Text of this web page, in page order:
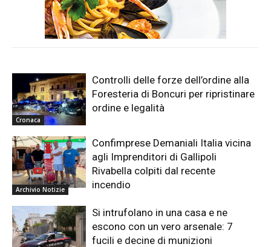
Cronaca
Controlli delle forze dell’ordine alla
Foresteria di Boncuri per ripristinare
ordine e legalità
Archivio Notizie
Confimprese Demaniali Italia vicina
agli Imprenditori di Gallipoli
Rivabella colpiti dal recente
incendio
Si intrufolano in una casa e ne
escono con un vero arsenale: 7
fucili e decine di munizioni